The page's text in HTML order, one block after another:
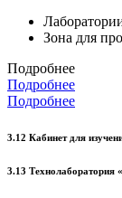
Зона для
Подробнее
Подробнее
Подробнее
3.12 Кабинет для
3.13 Технолаборатория